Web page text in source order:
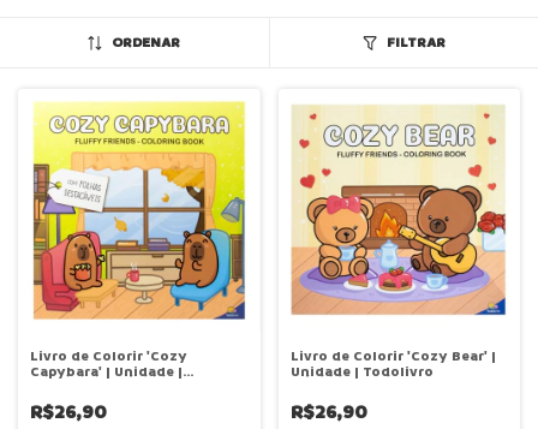
ORDENAR FILTRAR
Livro de Colorir 'Cozy
Capybara' | Unidade |
R$26,90
Livro de Colorir 'Cozy Bear' |
Unidade | Todolivro
R$26,90